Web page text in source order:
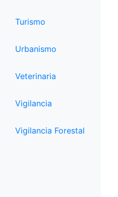
Turismo
Urbanismo
Veterinaria
Vigilancia
Vigilancia Forestal